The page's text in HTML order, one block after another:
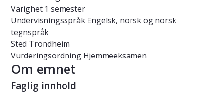
Varighet 1 semester
Undervisningsspråk Engelsk, norsk og norsk
tegnspråk
Sted Trondheim
Vurderingsordning Hjemmeeksamen
Om emnet
Faglig innhold